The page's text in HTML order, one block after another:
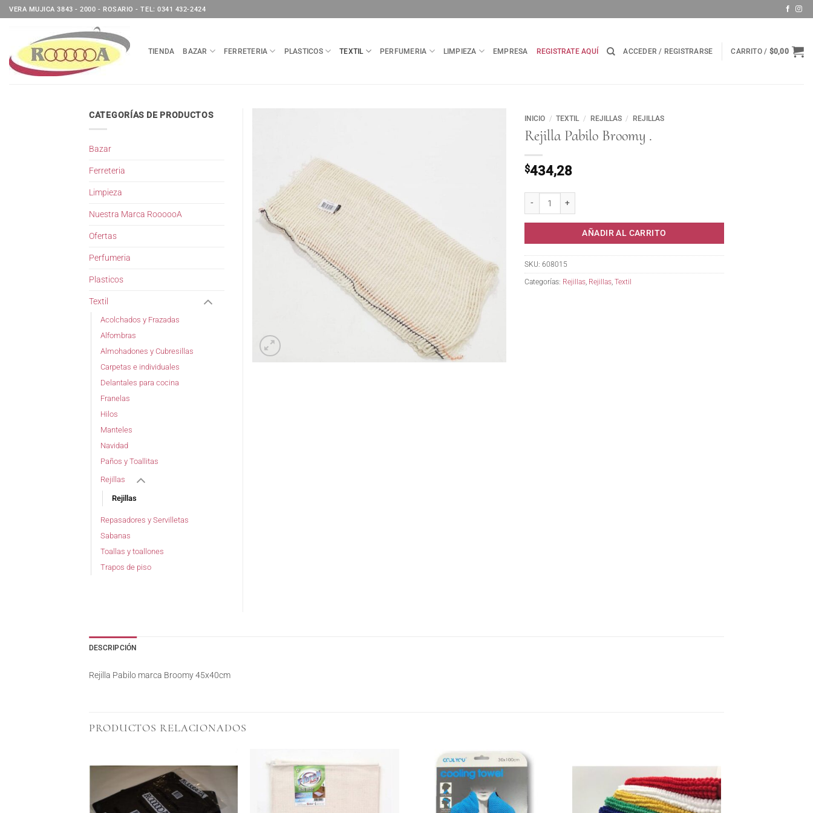
Saltar
al
VERA MUJICA 3843 - 2000 - ROSARIO - TEL: 0341 432-2424
TIENDA BAZAR FERRETERIA PLASTICOS TEXTIL PERFUMERIA LIMPIEZA EMPRESA REGISTRATE AQUÍ ACCEDER / REGISTRARSE CARRITO / $0,00
INICIO / TEXTIL / REJILLAS / REJILLAS
Rejilla Pabilo Broomy .
$434,28
AÑADIR AL CARRITO
SKU: 608015
Categorías: Rejillas Rejillas Textil
CATEGORÍAS DE PRODUCTOS
Bazar
Ferreteria
Limpieza
Nuestra Marca RoooooA
Ofertas
Perfumeria
Plasticos
Textil
Acolchados y Frazadas
Alfombras
Almohadones y Cubresillas
Carpetas e individuales
Delantales para cocina
Franelas
Hilos
Manteles
Navidad
Paños y Toallitas
Rejillas
Rejillas
Repasadores y Servilletas
Sabanas
Toallas y toallones
Trapos de piso
DESCRIPCIÓN
Rejilla Pabilo marca Broomy 45x40cm
PRODUCTOS RELACIONADOS